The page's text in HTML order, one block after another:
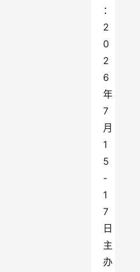
：
2
0
2
6
年
7
月
1
5
-
1
7
日
主
办